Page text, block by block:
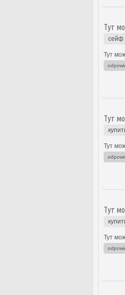
Тут
сейф
Тут
Тут
Тут
Тут
Тут